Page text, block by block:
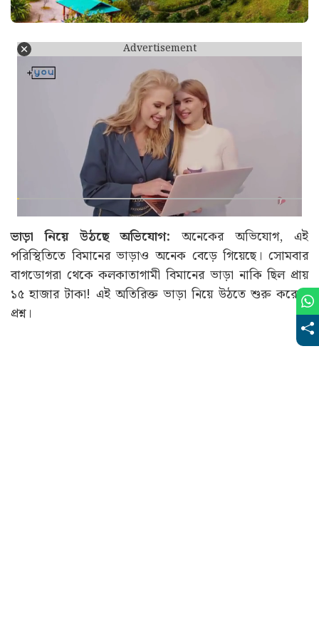
Advertisement
ভাড়া নিয়ে উঠছে অভিযোগ: অনেকের অভিযোগ, এই
পরিস্থিতিতে বিমানের ভাড়াও অনেক বেড়ে গিয়েছে। সোমবার
বাগডোগরা থেকে কলকাতাগামী বিমানের ভাড়া নাকি ছিল প্রায়
১৫ হাজার টাকা! এই অতিরিক্ত ভাড়া নিয়ে উঠতে শুরু করেছে
প্রশ্ন।